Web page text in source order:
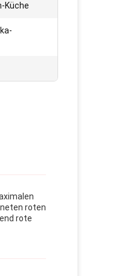
Küche
roten
rote